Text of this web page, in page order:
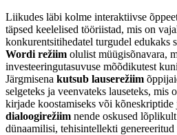
Liikudes läbi kolme interaktiivse
täpsed keelelised tööriistad, mis on
konkurentsitihedatel turgudel edukaks
Wordi režiim olulist müügisõnavara,
investeeringutasuvuse mõõdikutest
Järgmisena kutsub lauserežiim
selgeteks ja veenvateks lauseteks, mis
kirjade koostamiseks või
dialoogirežiim nende oskused
dünaamilisi, tehisintellekti